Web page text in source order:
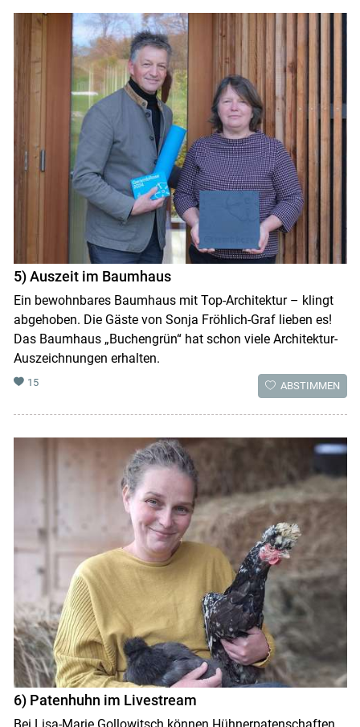
5) Auszeit im Baumhaus
Ein bewohnbares Baumhaus mit Top-Architektur – klingt
abgehoben. Die Gäste von Sonja Fröhlich-Graf lieben es!
Das Baumhaus „Buchengrün“ hat schon viele Architektur-
Auszeichnungen erhalten.
15 ABSTIMMEN
6) Patenhuhn im Livestream